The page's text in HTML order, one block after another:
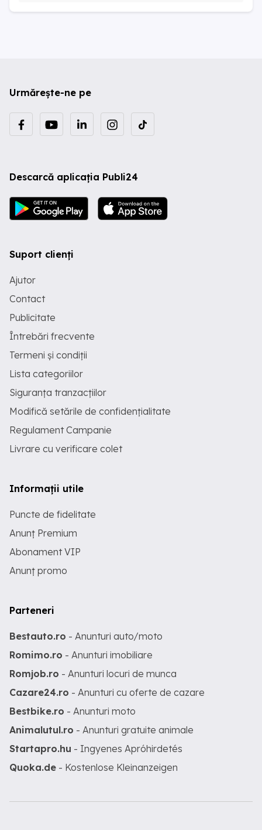
Urmărește-ne pe
Descarcă aplicația Publi24
Suport clienți
Ajutor
Contact
Publicitate
Întrebări frecvente
Termeni și condiții
Lista categoriilor
Siguranța tranzacțiilor
Modifică setările de confidențialitate
Regulament Campanie
Livrare cu verificare colet
Informații utile
Puncte de fidelitate
Anunț Premium
Abonament VIP
Anunț promo
Parteneri
Bestauto.ro - Anunturi auto/moto
Romimo.ro - Anunturi imobiliare
Romjob.ro - Anunturi locuri de munca
Cazare24.ro - Anunturi cu oferte de cazare
Bestbike.ro - Anunturi moto
Animalutul.ro - Anunturi gratuite animale
Startapro.hu - Ingyenes Apróhirdetés
Quoka.de - Kostenlose Kleinanzeigen